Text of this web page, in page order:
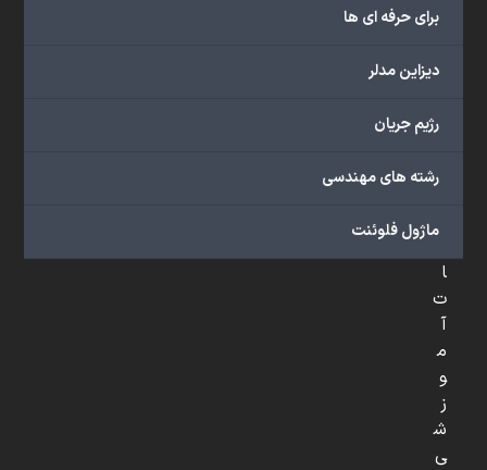
برای حرفه ای ها
دیزاین مدلر
رژیم جریان
رشته های مهندسی
ماژول فلوئنت
س
ع
ح
ص
ا
ت
آ
م
و
ز
ش
ی